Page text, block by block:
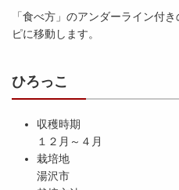
「食べ方」のアンダーライン付
ピに移動します。
ひろっこ
収穫時期
１２月～４月
栽培地
湯沢市